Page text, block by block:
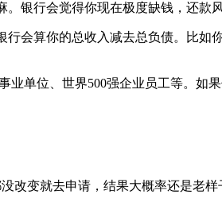
银行会觉得你现在极度缺钱，还款
会算你的总收入减去总负债。比如
业单位、世界500强企业员工等。如
变就去申请，结果大概率还是老